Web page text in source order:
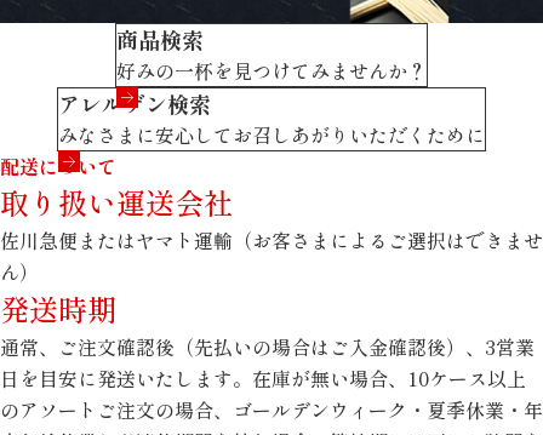
商品検索
好みの一杯を見つけてみませんか？
アレルゲン検索
みなさまに安心してお召しあがりいただくために
配送について
取り扱い運送会社
佐川急便またはヤマト運輸（お客さまによるご選択はできませ
ん）
発送時期
通常、ご注文確認後（先払いの場合はご入金確認後）、3営業
日を目安に発送いたします。在庫が無い場合、10ケース以上
のアソートご注文の場合、ゴールデンウィーク・夏季休業・年